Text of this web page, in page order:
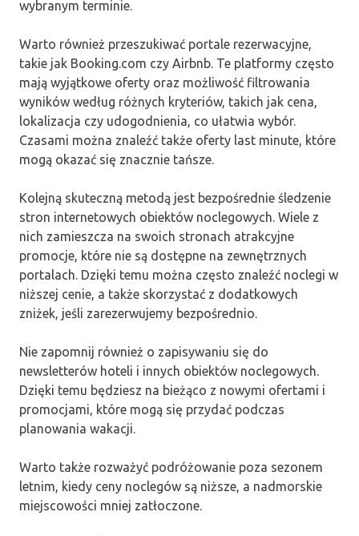
wybranym terminie.
Warto również przeszukiwać portale rezerwacyjne,
takie jak Booking.com czy Airbnb. Te platformy często
mają wyjątkowe oferty oraz możliwość filtrowania
wyników według różnych kryteriów, takich jak cena,
lokalizacja czy udogodnienia, co ułatwia wybór.
Czasami można znaleźć także oferty last minute, które
mogą okazać się znacznie tańsze.
Kolejną skuteczną metodą jest bezpośrednie śledzenie
stron internetowych obiektów noclegowych. Wiele z
nich zamieszcza na swoich stronach atrakcyjne
promocje, które nie są dostępne na zewnętrznych
portalach. Dzięki temu można często znaleźć noclegi w
niższej cenie, a także skorzystać z dodatkowych
zniżek, jeśli zarezerwujemy bezpośrednio.
Nie zapomnij również o zapisywaniu się do
newsletterów hoteli i innych obiektów noclegowych.
Dzięki temu będziesz na bieżąco z nowymi ofertami i
promocjami, które mogą się przydać podczas
planowania wakacji.
Warto także rozważyć podróżowanie poza sezonem
letnim, kiedy ceny noclegów są niższe, a nadmorskie
miejscowości mniej zatłoczone.